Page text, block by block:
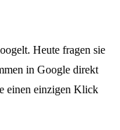
Heute fragen sie
in Google direkt
einen einzigen Klick